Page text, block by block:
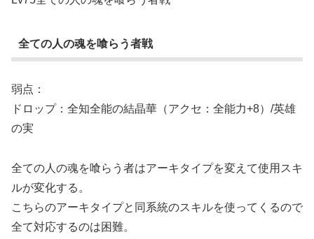
全ての人の魂を喰らう者戦
弱点：
ドロップ：全知全能の結晶華（アクセ：全能力+8）/英雄
の実
全ての人の魂を喰らう者はアーキタイプを変えて使用スキ
ルが変化する。
こちらのアーキタイプと同系統のスキルを使ってくるので
全て対応するのは困難。